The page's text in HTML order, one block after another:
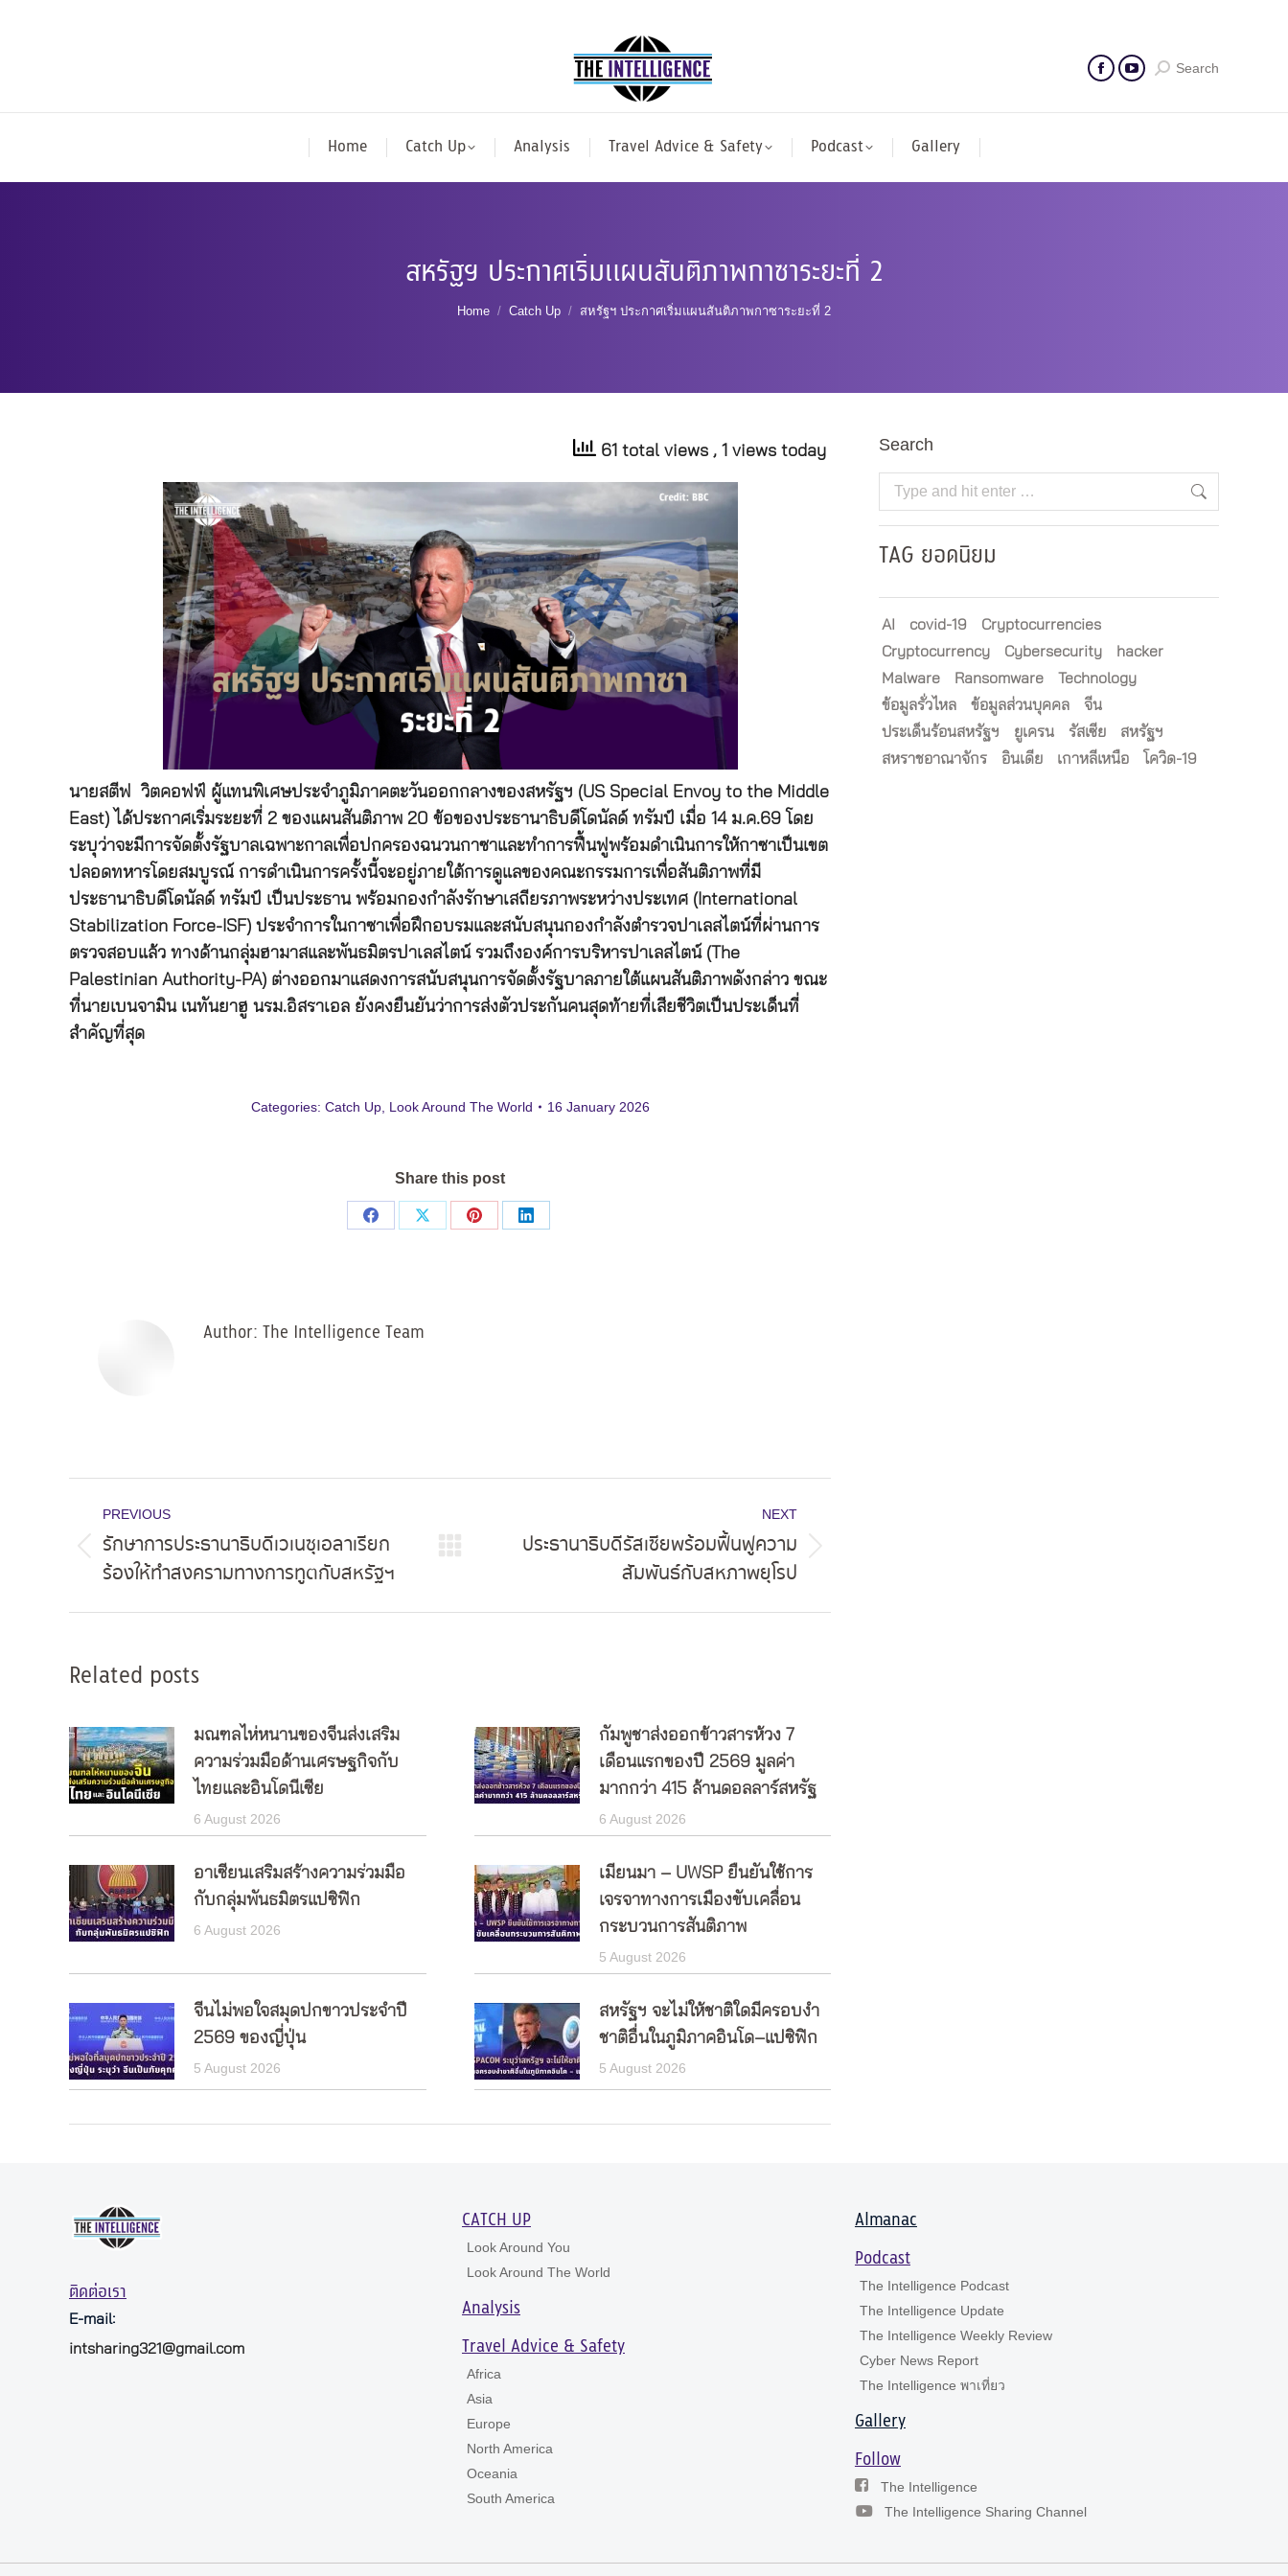
Search
Home Catch Up Analysis Travel Advice & Safety Podcast Gallery
สหรัฐฯ ประกาศเริ่มแผนสันติภาพกาซาระยะที่ 2
You are here:
Home Catch Up สหรัฐฯ ประกาศเริ่มแผนสันติภาพกาซาระยะที่ 2
61 total views , 1 views today
นายสตีฟ วิตคอฟฟ์ ผู้แทนพิเศษประจำภูมิภาคตะวันออกกลางของสหรัฐฯ (US Special Envoy to the Middle
East) ได้ประกาศเริ่มระยะที่ 2 ของแผนสันติภาพ 20 ข้อของประธานาธิบดีโดนัลด์ ทรัมป์ เมื่อ 14 ม.ค.69 โดย
ระบุว่าจะมีการจัดตั้งรัฐบาลเฉพาะกาลเพื่อปกครองฉนวนกาซาและทำการฟื้นฟูพร้อมดำเนินการให้กาซาเป็นเขต
ปลอดทหารโดยสมบูรณ์ การดำเนินการครั้งนี้จะอยู่ภายใต้การดูแลของคณะกรรมการเพื่อสันติภาพที่มี
ประธานาธิบดีโดนัลด์ ทรัมป์ เป็นประธาน พร้อมกองกำลังรักษาเสถียรภาพระหว่างประเทศ (International
Stabilization Force-ISF) ประจำการในกาซาเพื่อฝึกอบรมและสนับสนุนกองกำลังตำรวจปาเลสไตน์ที่ผ่านการ
ตรวจสอบแล้ว ทางด้านกลุ่มฮามาสและพันธมิตรปาเลสไตน์ รวมถึงองค์การบริหารปาเลสไตน์ (The
Palestinian Authority-PA) ต่างออกมาแสดงการสนับสนุนการจัดตั้งรัฐบาลภายใต้แผนสันติภาพดังกล่าว ขณะ
ที่นายเบนจามิน เนทันยาฮู นรม.อิสราเอล ยังคงยืนยันว่าการส่งตัวประกันคนสุดท้ายที่เสียชีวิตเป็นประเด็นที่
สำคัญที่สุด
Categories: Catch Up, Look Around The World 16 January 2026
Share this post
Share
Share
Share
Share
Author: The Intelligence Team
navigation
PREVIOUS
Previous
post:
รักษาการประธานาธิบดีเวเนซุเอลาเรียก
ร้องให้ทำสงครามทางการทูตกับสหรัฐฯ
NEXT
ประธานาธิบดีรัสเซียพร้อมฟื้นฟูความ
สัมพันธ์กับสหภาพยุโรป
Related posts
มณฑลไห่หนานของจีนส่งเสริม
ความร่วมมือด้านเศรษฐกิจกับ
ไทยและอินโดนีเซีย
6 August 2026
กัมพูชาส่งออกข้าวสารห้วง 7
เดือนแรกของปี 2569 มูลค่า
มากกว่า 415 ล้านดอลลาร์สหรัฐ
6 August 2026
อาเซียนเสริมสร้างความร่วมมือ
กับกลุ่มพันธมิตรแปซิฟิก
6 August 2026
เมียนมา – UWSP ยืนยันใช้การ
เจรจาทางการเมืองขับเคลื่อน
กระบวนการสันติภาพ
5 August 2026
จีนไม่พอใจสมุดปกขาวประจำปี
2569 ของญี่ปุ่น
5 August 2026
สหรัฐฯ จะไม่ให้ชาติใดมีครอบงำ
ชาติอื่นในภูมิภาคอินโด–แปซิฟิก
5 August 2026
Search
Search:
TAG ยอดนิยม
AI covid-19
Cryptocurrencies
Cryptocurrency
Cybersecurity
hacker
Malware
Ransomware
Technology
ข้อมูลรั่วไหล
ข้อมูลส่วนบุคคล
จีน
ประเด็นร้อนสหรัฐฯ
ยูเครน รัสเซีย
สหรัฐฯ
สหราชอาณาจักร
อินเดีย เกาหลีเหนือ โควิด-19
ติดต่อเรา
E-mail:
intsharing321@gmail.com
CATCH UP
Look Around You
Look Around The World
Analysis
Travel Advice & Safety
Africa
Asia
Europe
North America
Oceania
South America
Almanac
Podcast
The Intelligence Podcast
The Intelligence Update
The Intelligence Weekly Review
Cyber News Report
The Intelligence พาเที่ยว
Gallery
Follow
The Intelligence
The Intelligence Sharing Channel